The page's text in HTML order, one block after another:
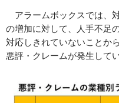
アラームボックスでは、
の増加に対して、人手不足
対応しきれていないことか
悪評・クレームが発生して